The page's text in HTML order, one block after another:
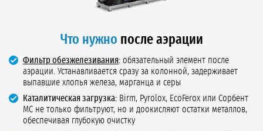
Что нужно после аэрации
Фильтр обезжелезивания: обязательный элемент после
аэрации. Устанавливается сразу за колонной, задерживает
выпавшие хлопья железа, марганца и серы
Каталитическая загрузка: Birm, Pyrolox, EcoFerox или Сорбент
МС не только фильтруют, но и доокисляют остатки металлов,
обеспечивая глубокую очистку